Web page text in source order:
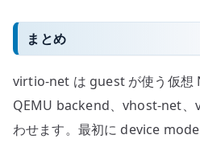
まとめ
virtio-net は guest が使う仮想
QEMU backend、vhost-net、
わせます。最初に device